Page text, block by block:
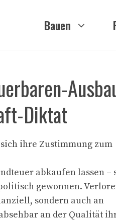
Bauen
Diktat
ihre Zustimmung zum
abkaufen lassen –
gewonnen.
sondern auch an
an der Qualität